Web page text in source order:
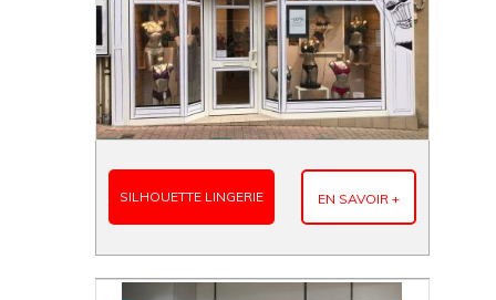
SILHOUETTE LINGERIE EN SAVOIR +